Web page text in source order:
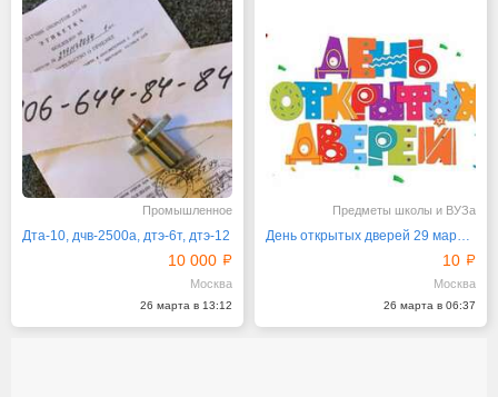
Промышленное
Дта-10, дчв-2500а, дтэ-6т, дтэ-12
10 000
Москва
26 марта в 13:12
Предметы школы и ВУЗа
День открытых дверей 29 марта 2025 года в 11 часов
10
Москва
26 марта в 06:37